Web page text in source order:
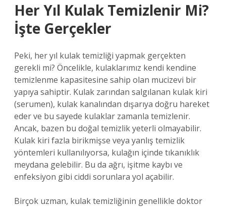
Her Yıl Kulak Temizlenir Mi?
İşte Gerçekler
Peki, her yıl kulak temizliği yapmak gerçekten
gerekli mi? Öncelikle, kulaklarımız kendi kendine
temizlenme kapasitesine sahip olan mucizevi bir
yapıya sahiptir. Kulak zarından salgılanan kulak kiri
(serumen), kulak kanalından dışarıya doğru hareket
eder ve bu sayede kulaklar zamanla temizlenir.
Ancak, bazen bu doğal temizlik yeterli olmayabilir.
Kulak kiri fazla birikmişse veya yanlış temizlik
yöntemleri kullanılıyorsa, kulağın içinde tıkanıklık
meydana gelebilir. Bu da ağrı, işitme kaybı ve
enfeksiyon gibi ciddi sorunlara yol açabilir.
Birçok uzman, kulak temizliğinin genellikle doktor